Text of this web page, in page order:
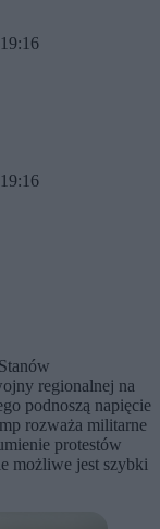
regionalnej na
podnoszą napięcie
rozważa militarne
protestów
możliwe jest szybki